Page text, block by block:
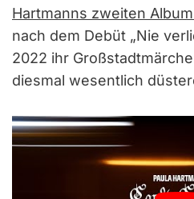
Hartmanns zweiten Album
nach dem Debüt „Nie
2022 ihr
diesmal wesentlich